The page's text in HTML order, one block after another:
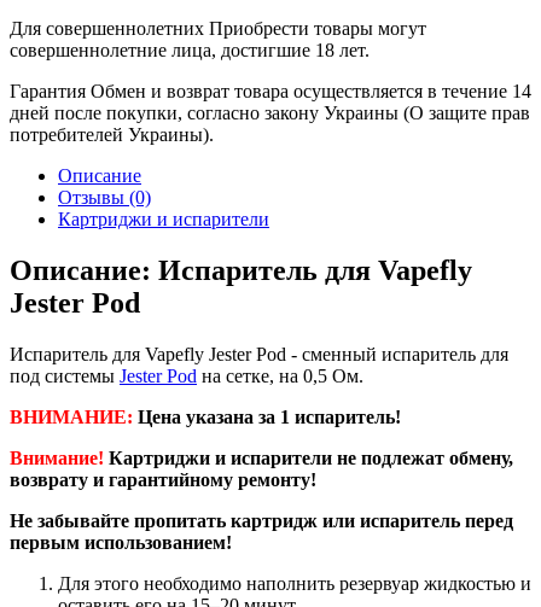
Для совершеннолетних Приобрести товары могут
совершеннолетние лица, достигшие 18 лет.
Гарантия Обмен и возврат товара осуществляется в течение 14
дней после покупки, согласно закону Украины (О защите прав
потребителей Украины).
Описание
Отзывы (0)
Картриджи и испарители
Описание: Испаритель для Vapefly
Jester Pod
Испаритель для Vapefly Jester Pod - сменный испаритель для
под системы Jester Pod на сетке, на 0,5 Ом.
ВНИМАНИЕ: Цена указана за 1 испаритель!
Внимание! Картриджи и испарители не подлежат обмену,
возврату и гарантийному ремонту!
Не забывайте пропитать картридж или испаритель перед
первым использованием!
Для этого необходимо наполнить резервуар жидкостью и